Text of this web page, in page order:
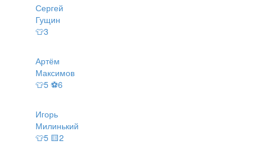
Сергей
Гущин
👕3
Артём
Максимов
👕5 ⚽6
Игорь
Милинький
👕5 🟨2